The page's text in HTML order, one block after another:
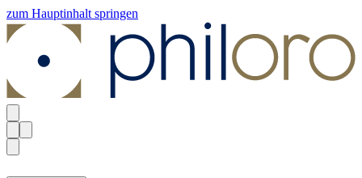
zum Hauptinhalt springen